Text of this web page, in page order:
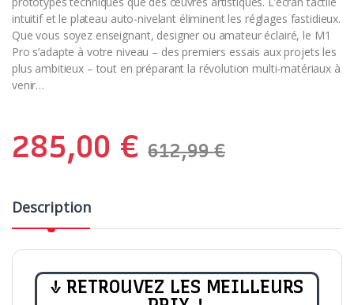
intuitif et le plateau auto-nivelant éliminent les réglages fastidieux.
Que vous soyez enseignant, designer ou amateur éclairé, le M1
Pro s’adapte à votre niveau – des premiers essais aux projets les
plus ambitieux – tout en préparant la révolution multi-matériaux à
venir…
285,00 € 612,99€
Description
↓ RETROUVEZ LES MEILLEURS